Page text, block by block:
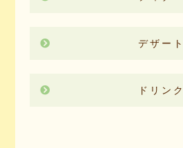
デザート
ドリンク